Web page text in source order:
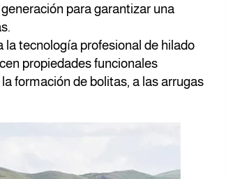
para garantizar una
la tecnología profesional de hilado
propiedades funcionales
formación de bolitas, a las arrugas